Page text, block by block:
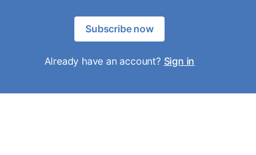
Subscribe now
Already have an account? Sign in